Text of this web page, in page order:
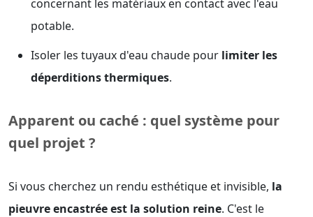
concernant les matériaux en contact avec l'eau
potable.
Isoler les tuyaux d'eau chaude pour limiter les
déperditions thermiques.
Apparent ou caché : quel système pour
quel projet ?
Si vous cherchez un rendu esthétique et invisible, la
pieuvre encastrée est la solution reine. C'est le